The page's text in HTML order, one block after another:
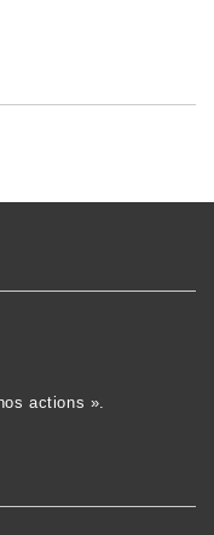
actions ».